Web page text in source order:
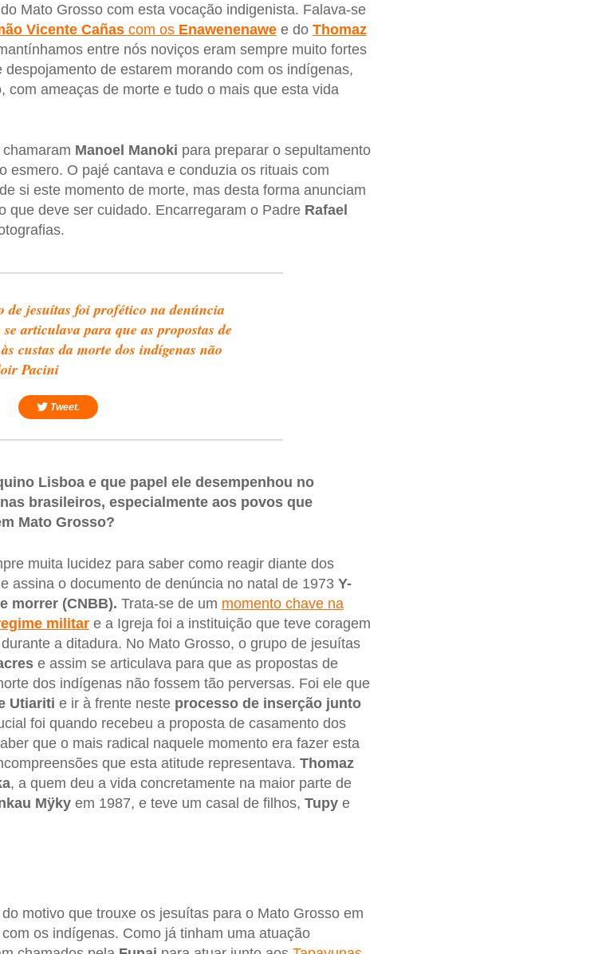
Mato Grosso com esta vocação indigenista. Falava-se
Vicente Cañascom os Enawenenawee do Thomaz
entre nós noviços eram sempre muito fortes
de estarem morando com os indígenas,
com ameaças de morte e tudo o mais que esta vida
Manoel Manoki para preparar o sepultamento
esmero. O pajé cantava e conduzia os rituais com
si este momento de morte, mas desta forma anunciam
que deve ser cuidado. Encarregaram o Padre Rafael
de jesuítas foi profético na denúncia
se articulava para que as propostas de
custas da morte dos indígenas não
Pacini
Tweet.
Lisboa e que papel ele desempenhou no
brasileiros, especialmente aos povos que
Mato Grosso?
muita lucidez para saber como reagir diante dos
assina o documento de denúncia no natal de 1973 Y-
morrer (CNBB). Trata-se de um momento chave na
militare a Igreja foi a instituição que teve coragem
a ditadura. No Mato Grosso, o grupo de jesuítas
e assim se articulava para que as propostas de
dos indígenas não fossem tão perversas. Foi ele que
Utiariti e ir à frente neste processo de inserção junto
foi quando recebeu a proposta de casamento dos
que o mais radical naquele momento era fazer esta
que esta atitude representava. Thomaz
, a quem deu a vida concretamente na maior parte de
Mÿkyem 1987, e teve um casal de filhos, Tupye
motivo que trouxe os jesuítas para o Mato Grosso em
os indígenas. Como já tinham uma atuação